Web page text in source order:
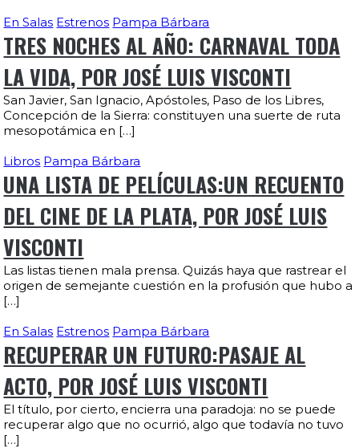
En Salas Estrenos Pampa Bárbara
TRES NOCHES AL AÑO: CARNAVAL TODA
LA VIDA, POR JOSÉ LUIS VISCONTI
San Javier, San Ignacio, Apóstoles, Paso de los Libres,
Concepción de la Sierra: constituyen una suerte de ruta
mesopotámica en […]
Libros Pampa Bárbara
UNA LISTA DE PELÍCULAS:UN RECUENTO
DEL CINE DE LA PLATA, POR JOSÉ LUIS
VISCONTI
Las listas tienen mala prensa. Quizás haya que rastrear el
origen de semejante cuestión en la profusión que hubo a
[…]
En Salas Estrenos Pampa Bárbara
RECUPERAR UN FUTURO:PASAJE AL
ACTO, POR JOSÉ LUIS VISCONTI
El título, por cierto, encierra una paradoja: no se puede
recuperar algo que no ocurrió, algo que todavía no tuvo
[…]